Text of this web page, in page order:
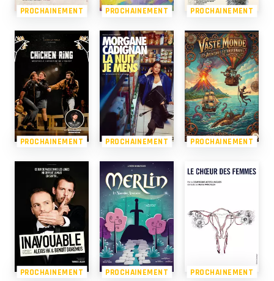
PROCHAINEMENT PROCHAINEMENT PROCHAINEMENT
PROCHAINEMENT PROCHAINEMENT PROCHAINEMENT
PROCHAINEMENT PROCHAINEMENT PROCHAINEMENT